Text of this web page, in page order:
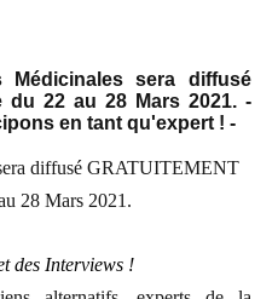
Médicinales sera diffusé
du 22 au 28 Mars 2021. -
en tant qu'expert ! -
diffusé GRATUITEMENT
28 Mars 2021.
des Interviews !